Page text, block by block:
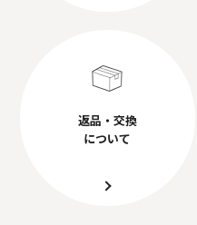
返品・交換
について